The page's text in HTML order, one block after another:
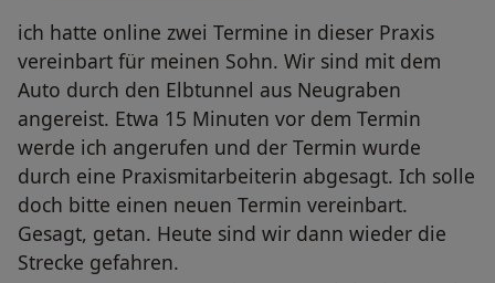
Apps auf Rezept
ich hatte online zwei Termine in dieser Praxis
vereinbart für meinen Sohn. Wir sind mit dem
Auto durch den Elbtunnel aus Neugraben
angereist. Etwa 15 Minuten vor dem Termin
werde ich angerufen und der Termin wurde
durch eine Praxismitarbeiterin abgesagt. Ich solle
doch bitte einen neuen Termin vereinbart.
Gesagt, getan. Heute sind wir dann wieder die
Strecke gefahren.